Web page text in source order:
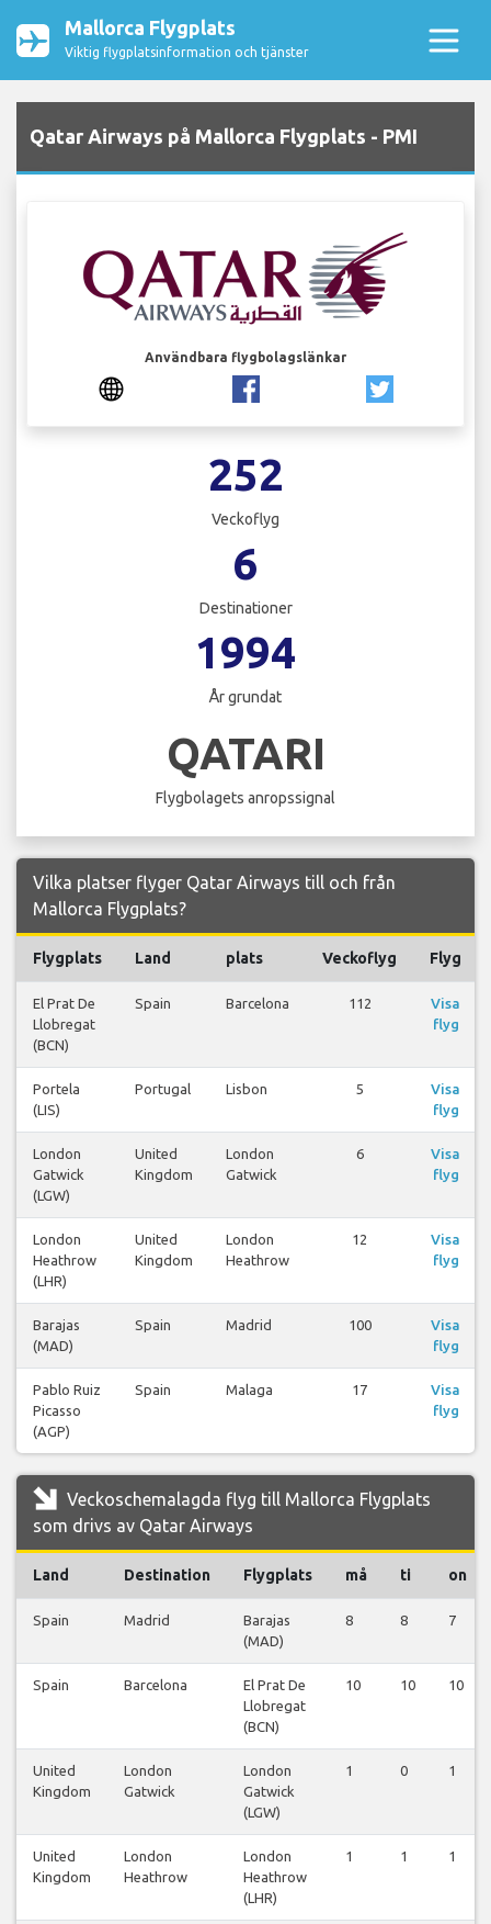
Mallorca Flygplats
Viktig flygplatsinformation och tjänster
Qatar Airways på Mallorca Flygplats - PMI
Användbara flygbolagslänkar
252
Veckoflyg
6
Destinationer
1994
År grundat
QATARI
Flygbolagets anropssignal
Vilka platser flyger Qatar Airways till och från
Mallorca Flygplats?
Flygplats Land plats Veckoflyg Flyg
El Prat De
Llobregat
(BCN)
Spain Barcelona 112
Visa
flyg
Portela
(LIS)
Portugal Lisbon 5
Visa
flyg
London
Gatwick
(LGW)
United
Kingdom
London
Gatwick
6
Visa
flyg
London
Heathrow
(LHR)
United
Kingdom
London
Heathrow
12
Visa
flyg
Barajas
(MAD)
Spain Madrid 100
Visa
flyg
Pablo Ruiz
Picasso
(AGP)
Spain Malaga 17
Visa
flyg
Veckoschemalagda flyg till Mallorca Flygplats
som drivs av Qatar Airways
Land Destination Flygplats må ti on
Spain Madrid
Barajas
(MAD)
8 8 7
Spain Barcelona
El Prat De
Llobregat
(BCN)
10 10 10
United
Kingdom
London
Gatwick
London
Gatwick
(LGW)
1 0 1
United
Kingdom
London
Heathrow
London
Heathrow
(LHR)
1 1 1